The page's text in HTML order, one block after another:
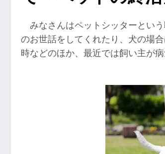
みなさんはペットシッターとい
のお世話をしてくれたり、犬の場
時などのほか、最近では飼い主が